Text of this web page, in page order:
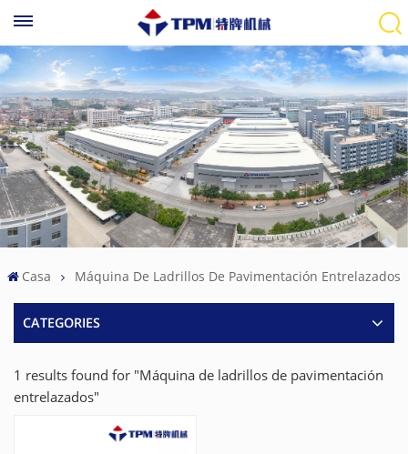
Casa Máquina De Ladrillos De Pavimentación Entrelazados
CATEGORIES
1 results found for "Máquina de ladrillos de pavimentación
entrelazados"